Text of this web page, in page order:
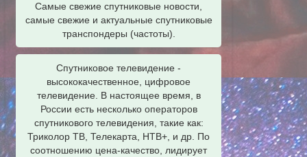
Самые свежие спутниковые новости,
самые свежие и актуальные спутниковые
транспондеры (частоты).
Спутниковое телевидение -
высококачественное, цифровое
телевидение. В настоящее время, в
России есть несколько операторов
спутникового телевидения, такие как:
Триколор ТВ, Телекарта, НТВ+, и др. По
соотношению цена-качество, лидирует